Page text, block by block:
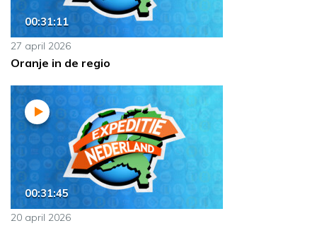
00:31:11
27 april 2026
Oranje in de regio
00:31:45
20 april 2026